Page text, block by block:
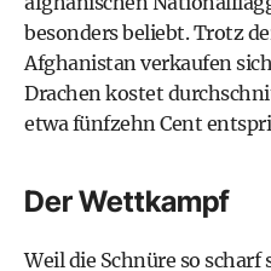
besonders beliebt. Trotz
Afghanistan verkaufen
Drachen kostet
etwa fünfzehn Cent
Der Wettkampf
Weil die Schnüre so scharf